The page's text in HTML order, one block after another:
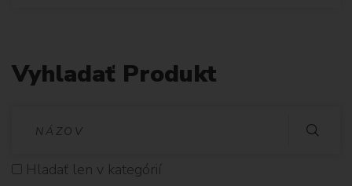
Vyhladať Produkt
Hladať len v kategórií